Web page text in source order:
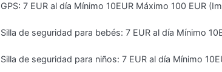
GPS: 7 EUR al día Mínimo 10EUR Máximo 100 EUR
Silla de seguridad para bebés: 7 EUR al día Mínimo
Silla de seguridad para niños: 7 EUR al día Mínimo